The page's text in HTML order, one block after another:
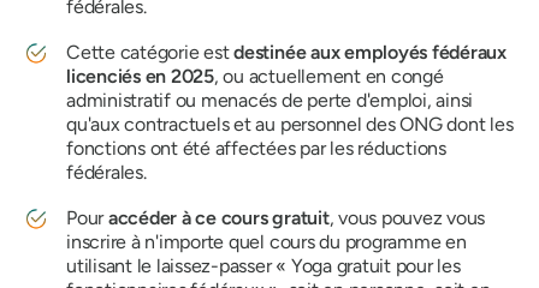
fédérales.
Cette catégorie estdestinée aux employés fédéraux
licenciés en 2025, ou actuellement en congé
administratif ou menacés de perte d'emploi, ainsi
qu'aux contractuels et au personnel des ONG dont les
fonctions ont été affectées par les réductions
fédérales.
Pouraccéder à ce cours gratuit, vous pouvez vous
inscrire à n'importe quel cours du programme en
utilisant le laissez-passer « Yoga gratuit pour les